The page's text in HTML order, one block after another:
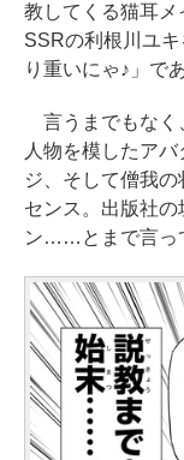
教してくる猫耳
SSRの利根川ユ
り重いにゃ♪」であ
言うまでもなく
人物を模したア
ジ、そして僧我
センス。出版社
ン……とまで言っ